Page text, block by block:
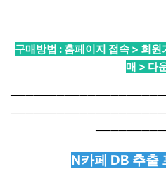
구매방법 : 홈페이지 접속 > 회
매 > 다
N카페 DB 추출